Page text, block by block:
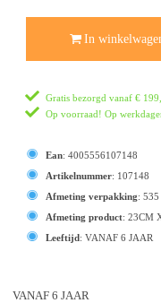
In
Gratis bezorgd vanaf €
Op voorraad! Op
Ean: 4005556107148
Artikelnummer: 107148
Afmeting verpakking:
Afmeting product: 23CM
Leeftijd: VANAF 6 JAAR
VANAF 6 JAAR